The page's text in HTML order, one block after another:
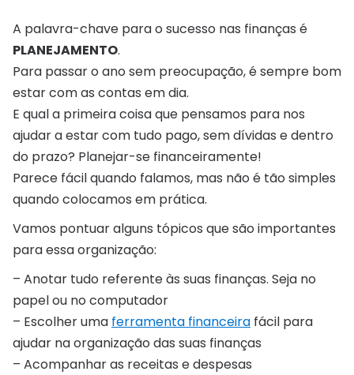
A palavra-chave para o sucesso nas finanças é
PLANEJAMENTO.
Para passar o ano sem preocupação, é sempre bom
estar com as contas em dia.
E qual a primeira coisa que pensamos para nos
ajudar a estar com tudo pago, sem dívidas e dentro
do prazo? Planejar-se financeiramente!
Parece fácil quando falamos, mas não é tão simples
quando colocamos em prática.
Vamos pontuar alguns tópicos que são importantes
para essa organização:
– Anotar tudo referente às suas finanças. Seja no
papel ou no computador
– Escolher uma ferramenta financeira fácil para
ajudar na organização das suas finanças
– Acompanhar as receitas e despesas